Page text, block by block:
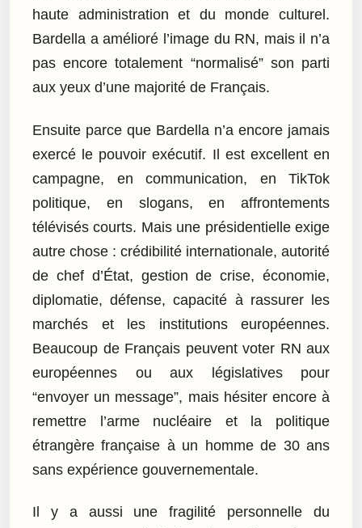
haute administration et du monde culturel.
Bardella a amélioré l’image du RN, mais il n’a
pas encore totalement “normalisé” son parti
aux yeux d’une majorité de Français.
Ensuite parce que Bardella n’a encore jamais
exercé le pouvoir exécutif. Il est excellent en
campagne, en communication, en TikTok
politique, en slogans, en affrontements
télévisés courts. Mais une présidentielle exige
autre chose : crédibilité internationale, autorité
de chef d’État, gestion de crise, économie,
diplomatie, défense, capacité à rassurer les
marchés et les institutions européennes.
Beaucoup de Français peuvent voter RN aux
européennes ou aux législatives pour
“envoyer un message”, mais hésiter encore à
remettre l’arme nucléaire et la politique
étrangère française à un homme de 30 ans
sans expérience gouvernementale.
Il y a aussi une fragilité personnelle du